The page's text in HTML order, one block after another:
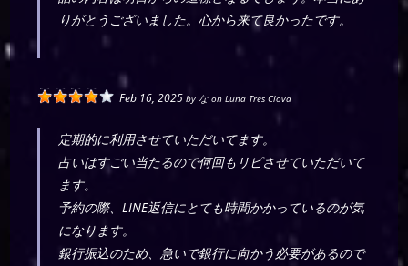
りがとうございました。心から来て良かったです。
Feb 16, 2025 by な onLuna Tres Clova
定期的に利用させていただいてます。
占いはすごい当たるので何回もリピさせていただいて
ます。
予約の際、LINE返信にとても時間かかっているのが気
になります。
銀行振込のため、急いで銀行に向かう必要があるので